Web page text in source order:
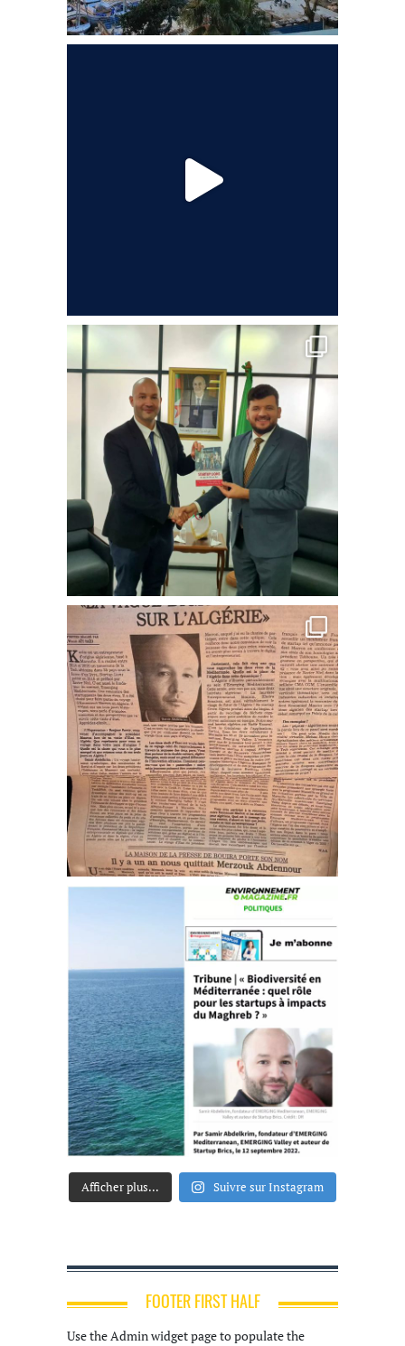
Afficher plus... Suivre sur Instagram
FOOTER FIRST HALF
Use the Admin widget page to populate the